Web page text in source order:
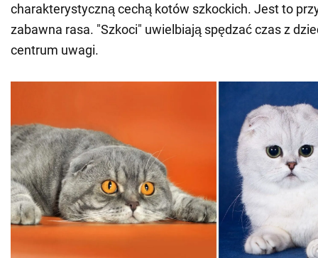
charakterystyczną cechą kotów szkockich. Jest to
zabawna rasa. "Szkoci" uwielbiają spędzać czas z
centrum uwagi.